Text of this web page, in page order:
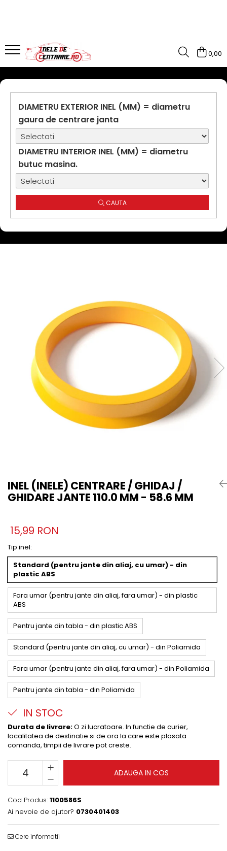
0,00
DIAMETRU EXTERIOR INEL (MM) = diametru
gaura de centrare janta
DIAMETRU INTERIOR INEL (MM) = diametru
butuc masina.
CAUTA
INEL (INELE) CENTRARE / GHIDAJ /
GHIDARE JANTE 110.0 MM - 58.6 MM
15,99 RON
Tip inel:
Standard (pentru jante din aliaj, cu umar) - din
plastic ABS
Fara umar (pentru jante din aliaj, fara umar) - din plastic
ABS
Pentru jante din tabla - din plastic ABS
Standard (pentru jante din aliaj, cu umar) - din Poliamida
Fara umar (pentru jante din aliaj, fara umar) - din Poliamida
Pentru jante din tabla - din Poliamida
IN STOC
Durata de livrare:O zi lucratoare. In functie de curier,
localitatea de destinatie si de ora la care este plasata
comanda, timpii de livrare pot creste.
ADAUGA IN COS
Cod Produs: 1100586S
Ai nevoie de ajutor? 0730401403
Cere informatii